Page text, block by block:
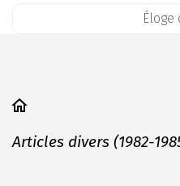
Éloge
Articles divers (1982-